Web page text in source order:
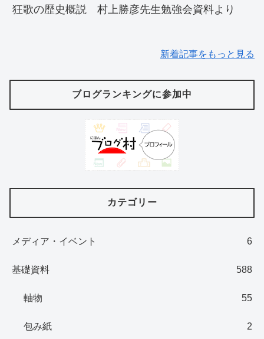
狂歌の歴史概説 村上勝彦先生勉強会資料より
新着記事をもっと見る
ブログランキングに参加中
カテゴリー
メディア・イベント 6
基礎資料 588
軸物 55
包み紙 2